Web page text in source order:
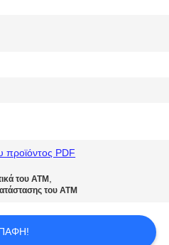
προϊόντος PDF
του ATM ,
του ATM